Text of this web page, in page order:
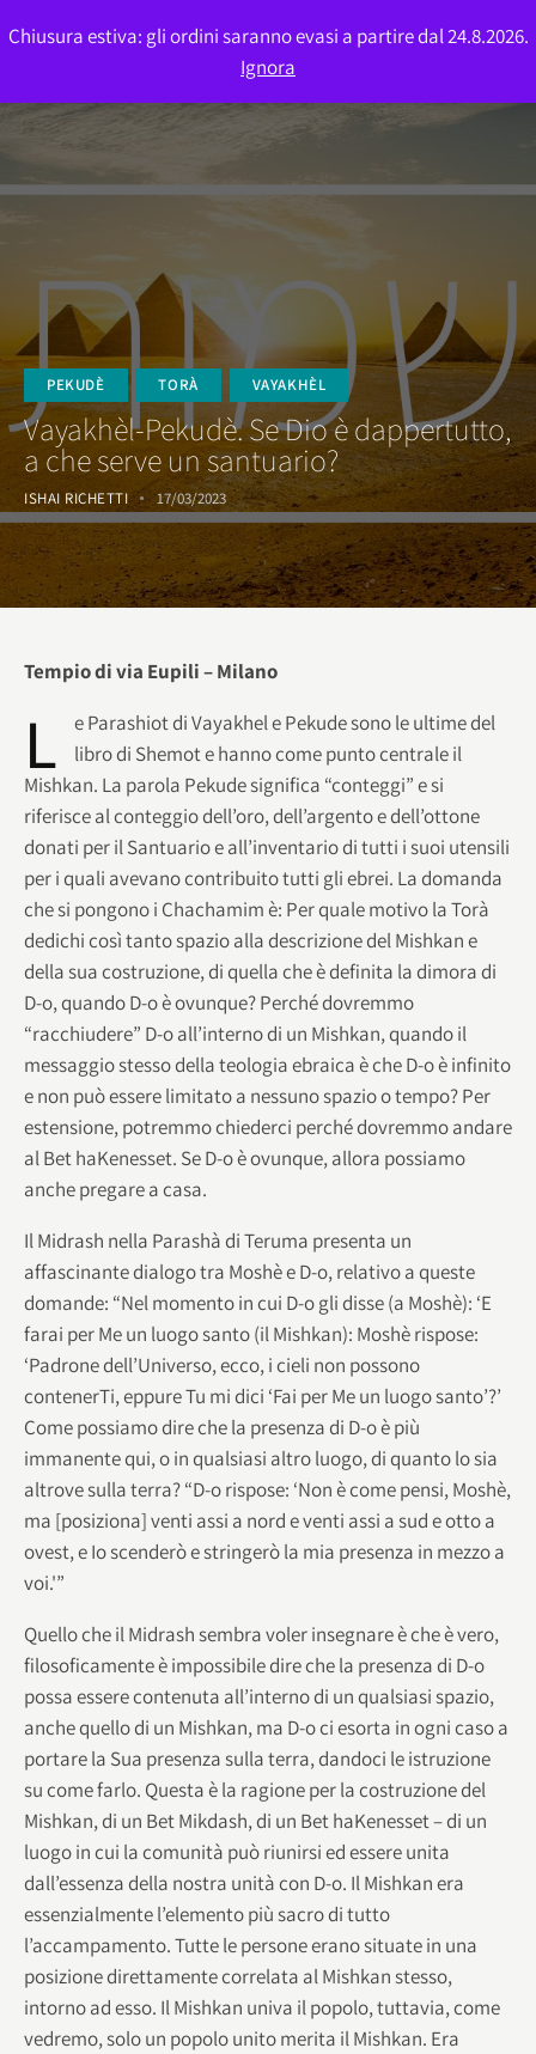
PEKUDÈ TORÀ VAYAKHÈL
Vayakhèl-Pekudè. Se Dio è dappertutto,
a che serve un santuario?
ISHAI RICHETTI 17/03/2023
Tempio di via Eupili – Milano
L
e Parashiot di Vayakhel e Pekude sono le ultime del
libro di Shemot e hanno come punto centrale il
Mishkan. La parola Pekude significa “conteggi” e si
riferisce al conteggio dell’oro, dell’argento e dell’ottone
donati per il Santuario e all’inventario di tutti i suoi utensili
per i quali avevano contribuito tutti gli ebrei. La domanda
che si pongono i Chachamim è: Per quale motivo la Torà
dedichi così tanto spazio alla descrizione del Mishkan e
della sua costruzione, di quella che è definita la dimora di
D-o, quando D-o è ovunque? Perché dovremmo
“racchiudere” D-o all’interno di un Mishkan, quando il
messaggio stesso della teologia ebraica è che D-o è infinito
e non può essere limitato a nessuno spazio o tempo? Per
estensione, potremmo chiederci perché dovremmo andare
al Bet haKenesset. Se D-o è ovunque, allora possiamo
anche pregare a casa.
Il Midrash nella Parashà di Teruma presenta un
affascinante dialogo tra Moshè e D-o, relativo a queste
domande: “Nel momento in cui D-o gli disse (a Moshè): ‘E
farai per Me un luogo santo (il Mishkan): Moshè rispose:
‘Padrone dell’Universo, ecco, i cieli non possono
contenerTi, eppure Tu mi dici ‘Fai per Me un luogo santo’?’
Come possiamo dire che la presenza di D-o è più
immanente qui, o in qualsiasi altro luogo, di quanto lo sia
altrove sulla terra? “D-o rispose: ‘Non è come pensi, Moshè,
ma [posiziona] venti assi a nord e venti assi a sud e otto a
ovest, e Io scenderò e stringerò la mia presenza in mezzo a
voi.'”
Quello che il Midrash sembra voler insegnare è che è vero,
filosoficamente è impossibile dire che la presenza di D-o
possa essere contenuta all’interno di un qualsiasi spazio,
anche quello di un Mishkan, ma D-o ci esorta in ogni caso a
portare la Sua presenza sulla terra, dandoci le istruzione
su come farlo. Questa è la ragione per la costruzione del
Mishkan, di un Bet Mikdash, di un Bet haKenesset – di un
luogo in cui la comunità può riunirsi ed essere unita
dall’essenza della nostra unità con D-o. Il Mishkan era
essenzialmente l’elemento più sacro di tutto
l’accampamento. Tutte le persone erano situate in una
posizione direttamente correlata al Mishkan stesso,
intorno ad esso. Il Mishkan univa il popolo, tuttavia, come
vedremo, solo un popolo unito merita il Mishkan. Era
Chiusura estiva: gli ordini saranno evasi a partire dal 24.8.2026.
Ignora